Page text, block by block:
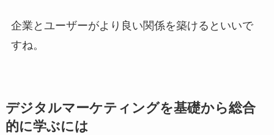
企業とユーザーがより良い関係を築けるといいで
すね。
デジタルマーケティングを基礎から総合
的に学ぶには